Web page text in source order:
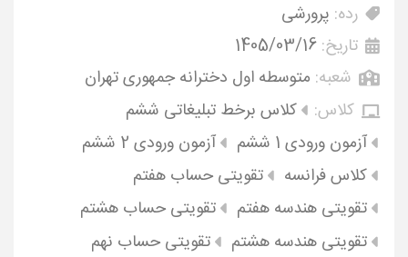
رده: پرورشی
تاریخ: 1405/03/16
شعبه: متوسطه اول دخترانه جمهوری تهران
کلاس:
کلاس برخط تبلیغاتی ششم
آزمون ورودی 1 ششم
آزمون ورودی 2 ششم
کلاس فرانسه
تقویتی حساب هفتم
تقویتی هندسه هفتم
تقویتی حساب هشتم
تقویتی هندسه هشتم
تقویتی حساب نهم